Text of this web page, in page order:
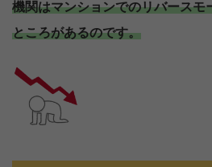
機関はマンションでのリバースモ
ところがあるのです。